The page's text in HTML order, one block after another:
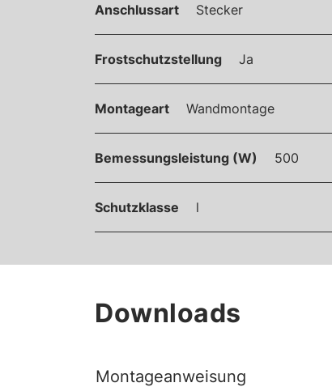
Anschlussart Stecker
Frostschutzstellung Ja
Montageart Wandmontage
Bemessungsleistung (W) 500
Schutzklasse l
Downloads
Montageanweisung